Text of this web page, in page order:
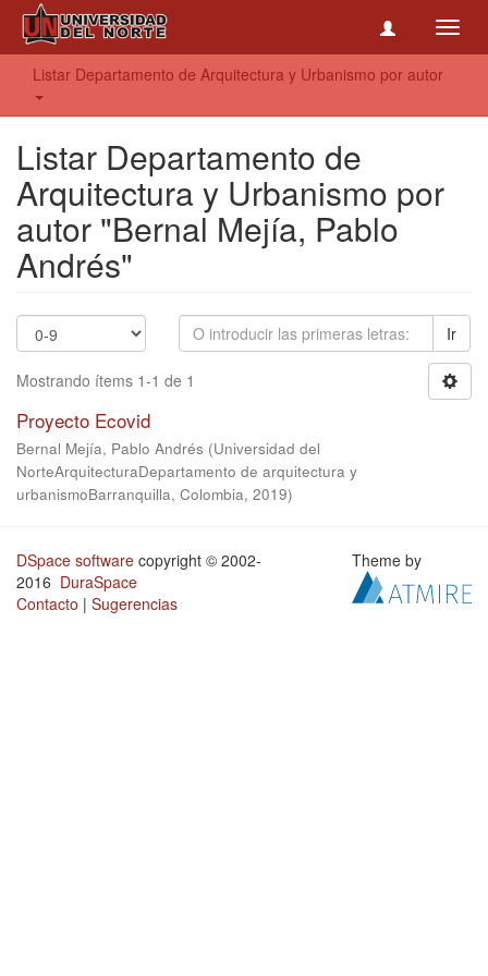
Listar Departamento de Arquitectura y Urbanismo por autor
Listar Departamento de
Arquitectura y Urbanismo por
autor "Bernal Mejía, Pablo
Andrés"
Ir
Mostrando ítems 1-1 de 1
Proyecto Ecovid
Bernal Mejía, Pablo Andrés (Universidad del
NorteArquitecturaDepartamento de arquitectura y
urbanismoBarranquilla, Colombia, 2019)
DSpace software copyright © 2002-
2016 DuraSpace
Contacto | Sugerencias
Theme by